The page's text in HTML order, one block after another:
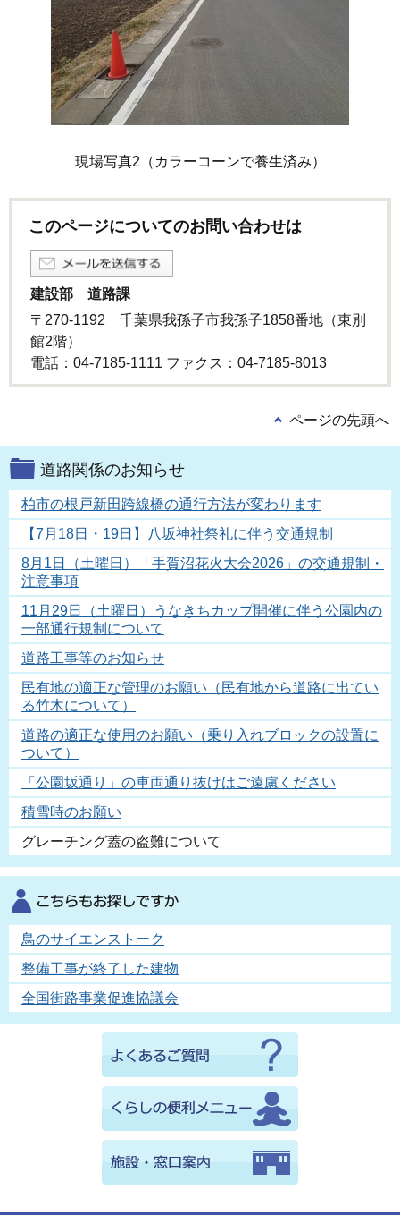
現場写真2（カラーコーンで養生済み）
このページについてのお問い合わせは
建設部 道路課
〒270-1192 千葉県我孫子市我孫子1858番地（東別
館2階）
電話：04-7185-1111 ファクス：04-7185-8013
ページの先頭へ
道路関係のお知らせ
柏市の根戸新田跨線橋の通行方法が変わります
【7月18日・19日】八坂神社祭礼に伴う交通規制
8月1日（土曜日）「手賀沼花火大会2026」の交通規制・
注意事項
11月29日（土曜日）うなきちカップ開催に伴う公園内の
一部通行規制について
道路工事等のお知らせ
民有地の適正な管理のお願い（民有地から道路に出てい
る竹木について）
道路の適正な使用のお願い（乗り入れブロックの設置に
ついて）
「公園坂通り」の車両通り抜けはご遠慮ください
積雪時のお願い
グレーチング蓋の盗難について
鳥のサイエンストーク
整備工事が終了した建物
全国街路事業促進協議会